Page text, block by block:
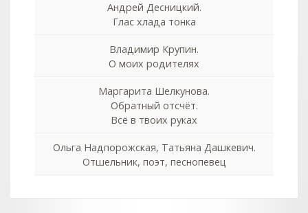
Андрей Десницкий.
Глас хлада тонка
Владимир Крупин.
О моих родителях
Маргарита Шелкунова.
Обратный отсчёт.
Всё в твоих руках
Ольга Надпорожская, Татьяна Дашкевич.
Отшельник, поэт, песнопевец